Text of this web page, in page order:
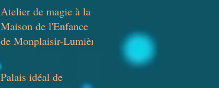
Atelier de magie à la
Maison de l'Enfance
de Monplaisir-Lumière
Palais idéal de